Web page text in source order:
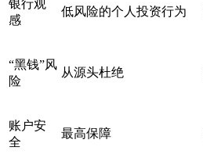
银行观
感
低风险的个人投资行为
“黑钱”风
险
从源头杜绝
账户安
全
最高保障